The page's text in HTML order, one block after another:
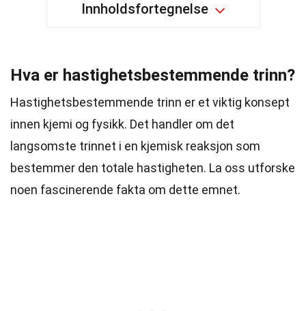
Innholdsfortegnelse
Hva er hastighetsbestemmende trinn?
Hastighetsbestemmende trinn er et viktig konsept
innen kjemi og fysikk. Det handler om det
langsomste trinnet i en kjemisk reaksjon som
bestemmer den totale hastigheten. La oss utforske
noen fascinerende fakta om dette emnet.